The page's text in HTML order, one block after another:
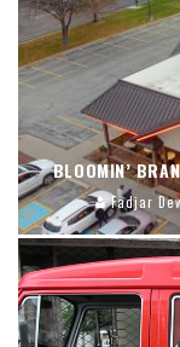
BLOOMIN’
Fadjar